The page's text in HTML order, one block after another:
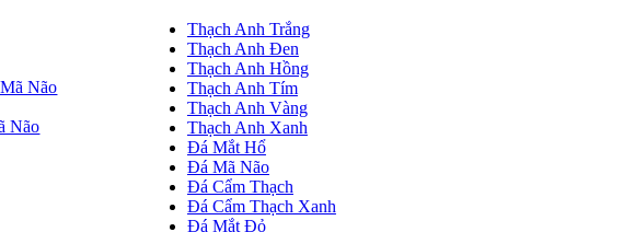
Não
Thạch Anh Trắng
Thạch Anh Đen
Thạch Anh Hồng
Thạch Anh Tím
Thạch Anh Vàng
Thạch Anh Xanh
Đá Mắt Hổ
Đá Mã Não
Đá Cẩm Thạch
Đá Cẩm Thạch Xanh
Đá Mắt Đỏ